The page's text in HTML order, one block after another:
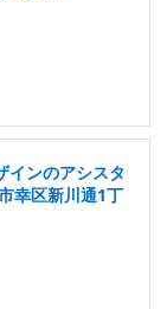
インのアシスタ
幸区新川通1丁